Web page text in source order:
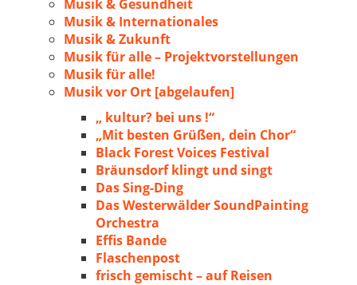
Musik & Gesundheit
Musik & Internationales
Musik & Zukunft
Musik für alle – Projektvorstellungen
Musik für alle!
Musik vor Ort [abgelaufen]
„ kultur? bei uns !“
„Mit besten Grüßen, dein Chor“
Black Forest Voices Festival
Bräunsdorf klingt und singt
Das Sing-Ding
Das Westerwälder SoundPainting
Orchestra
Effis Bande
Flaschenpost
frisch gemischt – auf Reisen